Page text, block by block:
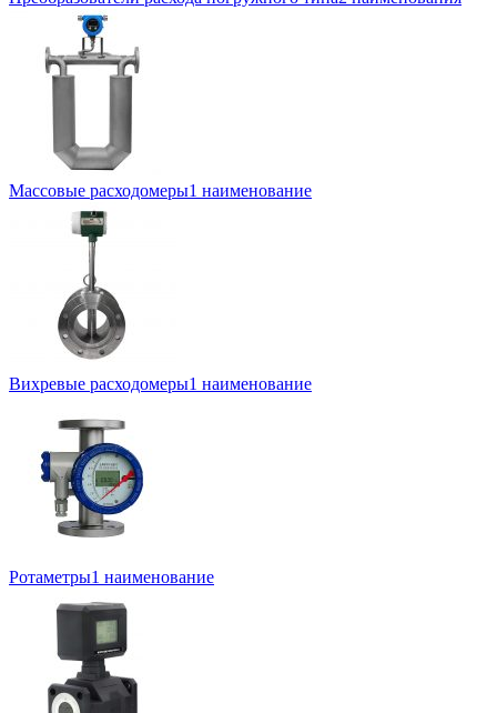
Массовые расходомеры1 наименование
Вихревые расходомеры1 наименование
Ротаметры1 наименование